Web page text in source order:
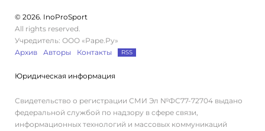
© 2026. InoProSport
All rights reserved.
Учредитель: ООО «Раре.Ру»
Архив
Авторы Контакты RSS
Юридическая информация
Свидетельство о регистрации СМИ Эл №ФС77-72704 выдано
федеральной службой по надзору в сфере связи,
информационных технологий и массовых коммуникаций